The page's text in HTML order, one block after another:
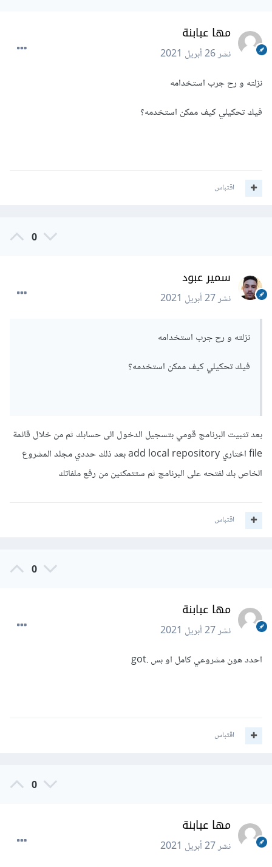
مها عبابنة
نشر26 أبريل 2021
نزلته و رح جرب استخدامه
فيك تحكيلي كيف ممكن استخدمه؟
اقتباس
0
سمير عبود
نشر27 أبريل 2021
نزلته و رح جرب استخدامه
فيك تحكيلي كيف ممكن استخدمه؟
بعد تثبيت البرنامج قومي بتسجيل الدخول الى حسابك ثم من خلال قائمة
file اختاري add local repository بعد ذلك حددي مجلد المشروع
الخاص بك لفتحه على البرنامج ثم ستتمكنين من رفع ملفاتك
اقتباس
0
مها عبابنة
نشر27 أبريل 2021
احدد هون مشروعي كامل او بس .got
اقتباس
0
مها عبابنة
نشر27 أبريل 2021